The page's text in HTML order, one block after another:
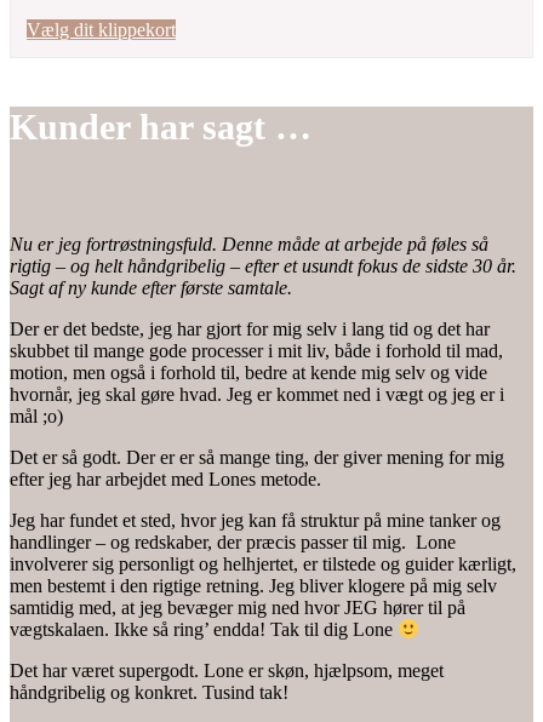
Vælg dit klippekort
Kunder har sagt …
Nu er jeg fortrøstningsfuld. Denne måde at arbejde på føles så
rigtig – og helt håndgribelig – efter et usundt fokus de sidste 30 år.
Sagt af ny kunde efter første samtale.
Der er det bedste, jeg har gjort for mig selv i lang tid og det har
skubbet til mange gode processer i mit liv, både i forhold til mad,
motion, men også i forhold til, bedre at kende mig selv og vide
hvornår, jeg skal gøre hvad. Jeg er kommet ned i vægt og jeg er i
mål ;o)
Det er så godt. Der er er så mange ting, der giver mening for mig
efter jeg har arbejdet med Lones metode.
Jeg har fundet et sted, hvor jeg kan få struktur på mine tanker og
handlinger – og redskaber, der præcis passer til mig. Lone
involverer sig personligt og helhjertet, er tilstede og guider kærligt,
men bestemt i den rigtige retning. Jeg bliver klogere på mig selv
samtidig med, at jeg bevæger mig ned hvor JEG hører til på
vægtskalaen. Ikke så ring’ endda! Tak til dig Lone
Det har været supergodt. Lone er skøn, hjælpsom, meget
håndgribelig og konkret. Tusind tak!